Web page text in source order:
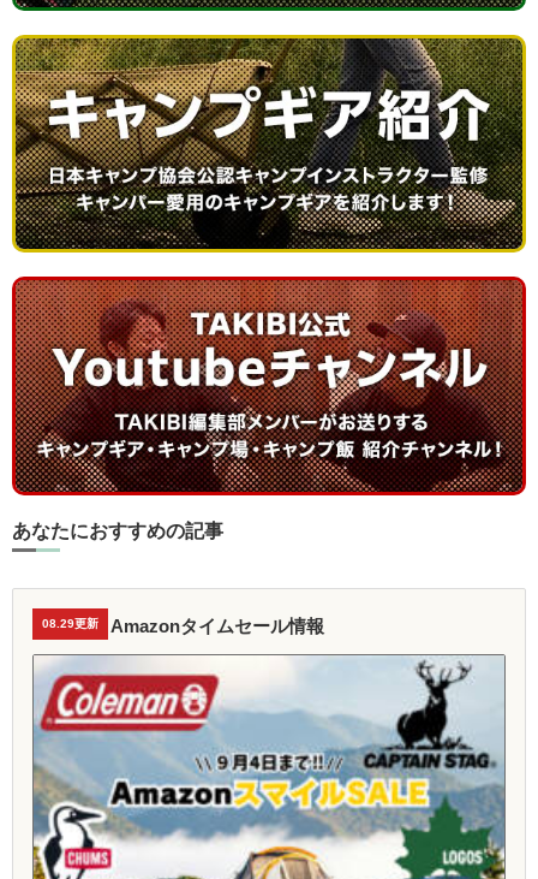
あなたにおすすめの記事
08.29更新 Amazonタイムセール情報